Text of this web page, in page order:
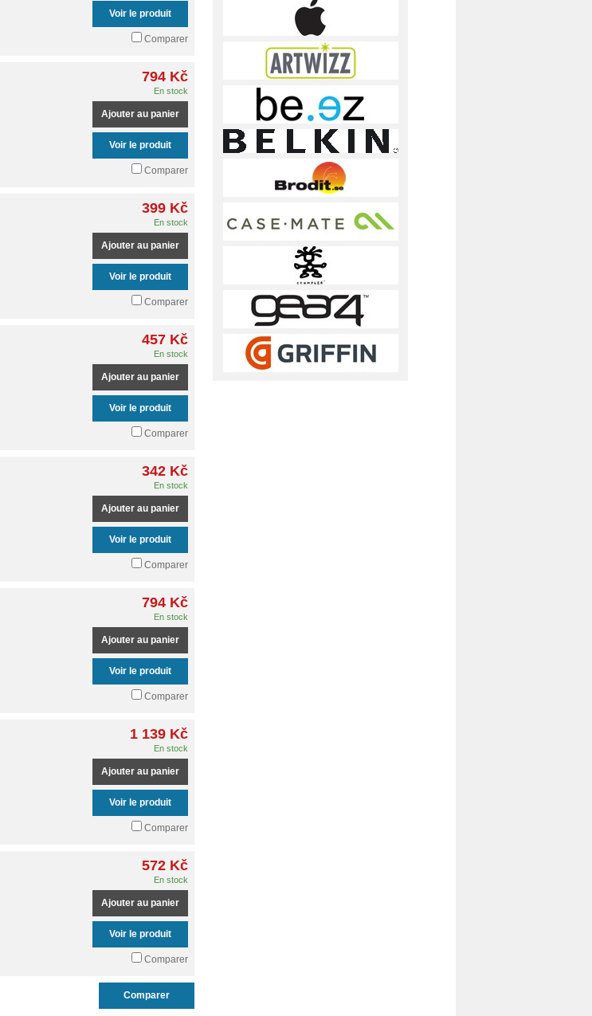
Voir le produit
Comparer
794 Kč
En stock
Ajouter au panier
Voir le produit
Comparer
399 Kč
En stock
Ajouter au panier
Voir le produit
Comparer
457 Kč
En stock
Ajouter au panier
Voir le produit
Comparer
342 Kč
En stock
Ajouter au panier
Voir le produit
Comparer
794 Kč
En stock
Ajouter au panier
Voir le produit
Comparer
1 139 Kč
En stock
Ajouter au panier
Voir le produit
Comparer
572 Kč
En stock
Ajouter au panier
Voir le produit
Comparer